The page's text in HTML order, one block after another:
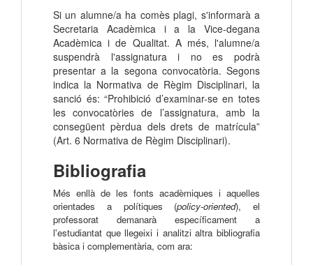
Si un alumne/a ha comès plagi, s'informarà a
Secretaria Acadèmica i a la Vice-degana
Acadèmica i de Qualitat. A més, l'alumne/a
suspendrà l'assignatura i no es podrà
presentar a la segona convocatòria. Segons
indica la Normativa de Règim Disciplinari, la
sanció és: “Prohibició d’examinar-se en totes
les convocatòries de l’assignatura, amb la
consegüent pèrdua dels drets de matrícula”
(Art. 6 Normativa de Règim Disciplinari).
Bibliografia
Més enllà de les fonts acadèmiques i aquelles
orientades a polítiques (policy-oriented), el
professorat demanarà específicament a
l'estudiantat que llegeixi i analitzi altra bibliografia
bàsica i complementària, com ara: